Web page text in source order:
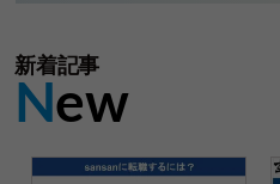
新着記事
New